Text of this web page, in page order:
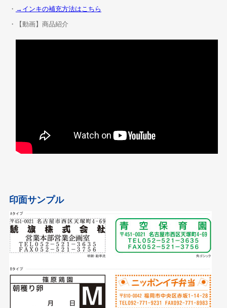
・ →インキの補充方法はこちら
・【動画】商品紹介
印面サンプル